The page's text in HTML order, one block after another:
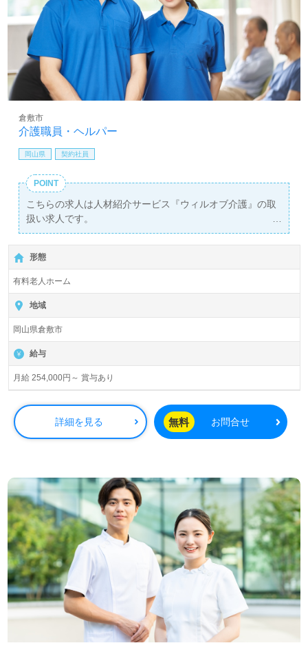
介護職員・ヘルパー
倉敷市
岡山県 契約社員
POINT
こちらの求人は人材紹介サービス『ウィルオブ介護』の取
扱い求人です。
詳細に関してお気軽にご相談ください♪
【無料】で皆さんの転職活動をサポートいたします。
形態
有料老人ホーム
地域
岡山県倉敷市
給与
月給 254,000円～ 賞与あり
詳細を見る 無料 お問合せ